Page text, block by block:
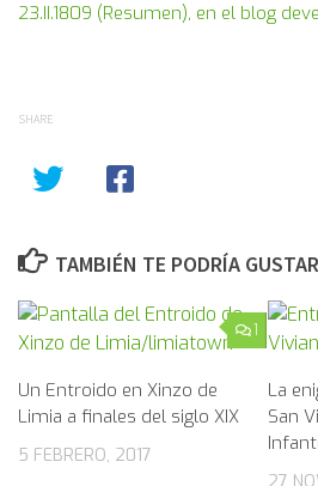
23.II.1809 (Resumen), en el blog
SHARE
TAMBIÉN TE PODRÍA
1
Un Entroido en Xinzo de
Limia a finales del siglo XIX
5 FEBRERO, 2017
La
San